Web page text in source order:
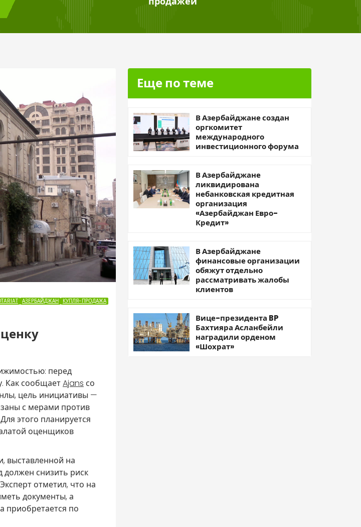
АЗЕРБАЙДЖАН КУПЛЯ-ПРОДАЖА
перед
Как сообщаетAjans со
цель инициативы —
с мерами против
этого планируется
оценщиков
выставленной на
должен снизить риск
отметил, что на
документы, а
приобретается по
Еще по теме
В Азербайджане создан
оргкомитет
международного
инвестиционного форума
В Азербайджане
ликвидирована
небанковская кредитная
организация
«Азербайджан Евро-
Кредит»
В Азербайджане
финансовые организации
обяжут отдельно
рассматривать жалобы
клиентов
Вице-президента BP
Бахтияра Асланбейли
наградили орденом
«Шохрат»